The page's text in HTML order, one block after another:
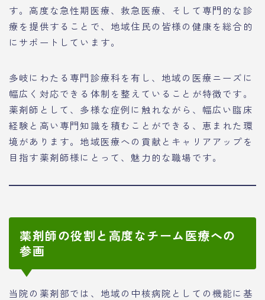
す。高度な急性期医療、救急医療、そして専門的な診
療を提供することで、地域住民の皆様の健康を総合的
にサポートしています。
多岐にわたる専門診療科を有し、地域の医療ニーズに
幅広く対応できる体制を整えていることが特徴です。
薬剤師として、多様な症例に触れながら、幅広い臨床
経験と高い専門知識を積むことができる、恵まれた環
境があります。地域医療への貢献とキャリアアップを
目指す薬剤師様にとって、魅力的な職場です。
薬剤師の役割と高度なチーム医療への
参画
当院の薬剤部では、地域の中核病院としての機能に基